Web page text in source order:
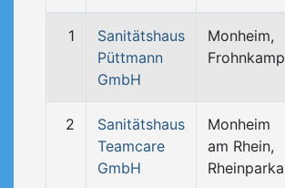
1
Sanitätshaus
Püttmann
GmbH
Monheim,
Frohnkamp
2
Sanitätshaus
Teamcare
GmbH
Monheim
am Rhein,
Rheinparka